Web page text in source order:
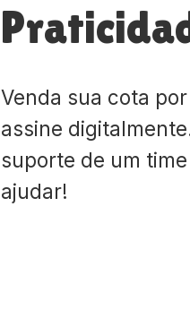
Venda sua cota
assine
suporte de um
ajudar!